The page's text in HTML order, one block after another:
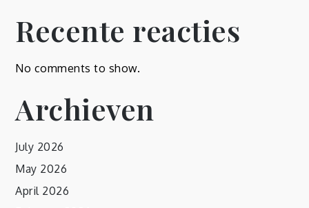
Recente reacties
No comments to show.
Archieven
July 2026
May 2026
April 2026